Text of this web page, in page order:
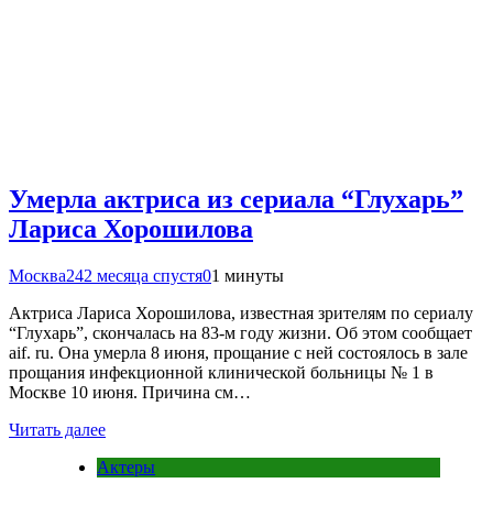
Умерла актриса из сериала “Глухарь”
Лариса Хорошилова
Москва242 месяца спустя01 минуты
Актриса Лариса Хорошилова, известная зрителям по сериалу
“Глухарь”, скончалась на 83-м году жизни. Об этом сообщает
aif. ru. Она умерла 8 июня, прощание с ней состоялось в зале
прощания инфекционной клинической больницы № 1 в
Москве 10 июня. Причина см…
Читать далее
Актеры